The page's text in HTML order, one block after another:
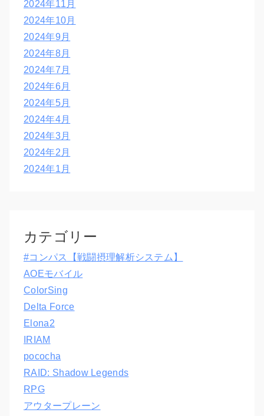
2024年11月
2024年10月
2024年9月
2024年8月
2024年7月
2024年6月
2024年5月
2024年4月
2024年3月
2024年2月
2024年1月
カテゴリー
#コンパス【戦闘摂理解析システム】
AOEモバイル
ColorSing
Delta Force
Elona2
IRIAM
pococha
RAID: Shadow Legends
RPG
アウタープレーン